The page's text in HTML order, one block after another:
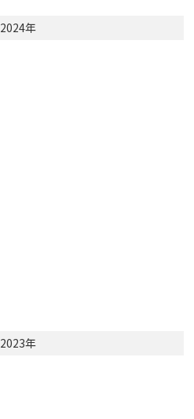
2024年
2023年